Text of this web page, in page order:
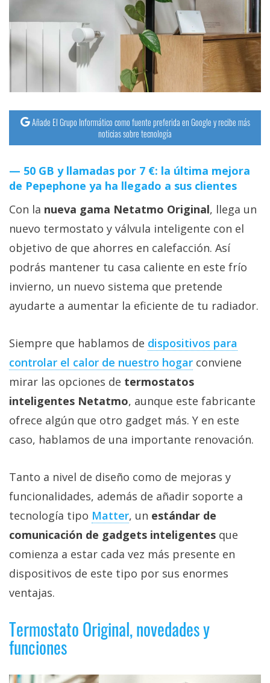
Operadores
y
Tutoriales
Ciberseguridad
Sistemas
operativos
Profesional
+
Más
temas
Foros
Contacto
Sobre
nosotros
Publicidad
/
Cambiar
opciones
de
privacidad
Aviso
Legal
El medio de
comunicación
digital donde
todas las
Añade El Grupo Informático como fuente preferida en Google y recibe más
noticias sobre tecnología
50 GB y llamadas por 7 €: la última mejora
de Pepephone ya ha llegado a sus clientes
Con la nueva gama Netatmo Original, llega un
nuevo termostato y válvula inteligente con el
objetivo de que ahorres en calefacción. Así
podrás mantener tu casa caliente en este frío
invierno, un nuevo sistema que pretende
ayudarte a aumentar la eficiente de tu radiador.
Siempre que hablamos de dispositivos para
controlar el calor de nuestro hogar conviene
mirar las opciones de termostatos
inteligentes Netatmo, aunque este fabricante
ofrece algún que otro gadget más. Y en este
caso, hablamos de una importante renovación.
Tanto a nivel de diseño como de mejoras y
funcionalidades, además de añadir soporte a
tecnología tipo Matter, un estándar de
comunicación de gadgets inteligentes que
comienza a estar cada vez más presente en
dispositivos de este tipo por sus enormes
ventajas.
Termostato Original, novedades y
funciones